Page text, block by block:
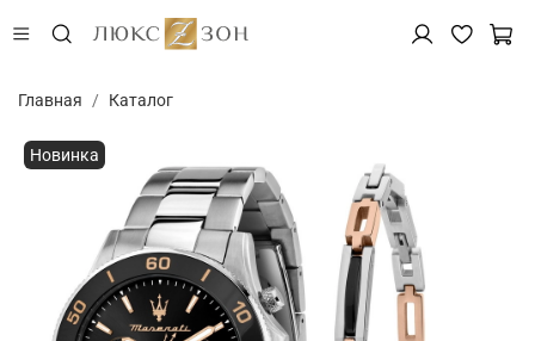
Главная Каталог
Новинка